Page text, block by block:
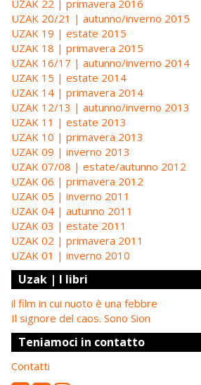
UZAK 22 | primavera 2016
UZAK 20/21 | autunno/inverno 2015
UZAK 19 | estate 2015
UZAK 18 | primavera 2015
UZAK 16/17 | autunno/inverno 2014
UZAK 15 | estate 2014
UZAK 14 | primavera 2014
UZAK 12/13 | autunno/inverno 2013
UZAK 11 | estate 2013
UZAK 10 | primavera 2013
UZAK 09 | inverno 2013
UZAK 07/08 | estate/autunno 2012
UZAK 06 | primavera 2012
UZAK 05 | inverno 2011
UZAK 04 | autunno 2011
UZAK 03 | estate 2011
UZAK 02 | primavera 2011
UZAK 01 | inverno 2010
Uzak | I libri
il film in cui nuoto è una febbre
Il signore del caos. Sono Sion
Teniamoci in contatto
Contatti